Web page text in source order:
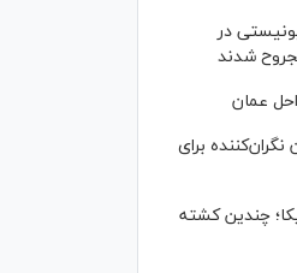
در
شدند
عمان
برای
چندین کشته